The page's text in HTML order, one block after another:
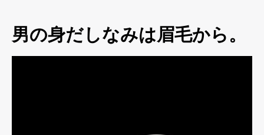
男の身だしなみは眉毛から。